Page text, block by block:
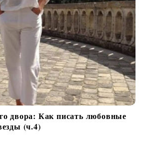
двора: Как писать любовные
(ч.4)